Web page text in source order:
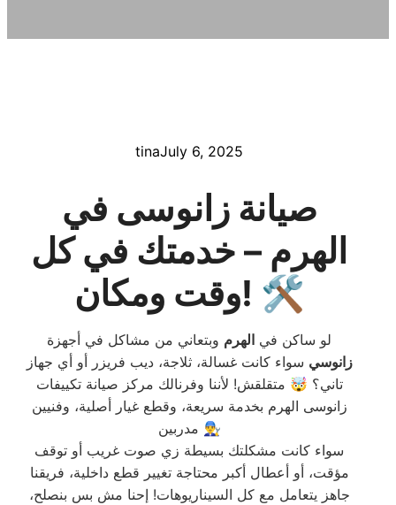
tinaJuly 6, 2025
صيانة زانوسى في
الهرم – خدمتك في كل
وقت ومكان! 🛠️
لو ساكن في الهرم وبتعاني من مشاكل في أجهزة
زانوسي سواء كانت غسالة، ثلاجة، ديب فريزر أو أي جهاز
تاني؟ 🤯 متقلقش! لأننا وفرنالك مركز صيانة تكييفات
زانوسى الهرم بخدمة سريعة، وقطع غيار أصلية، وفنيين
مدربين 👨‍🔧
سواء كانت مشكلتك بسيطة زي صوت غريب أو توقف
مؤقت، أو أعطال أكبر محتاجة تغيير قطع داخلية، فريقنا
جاهز يتعامل مع كل السيناريوهات! إحنا مش بس بنصلح،